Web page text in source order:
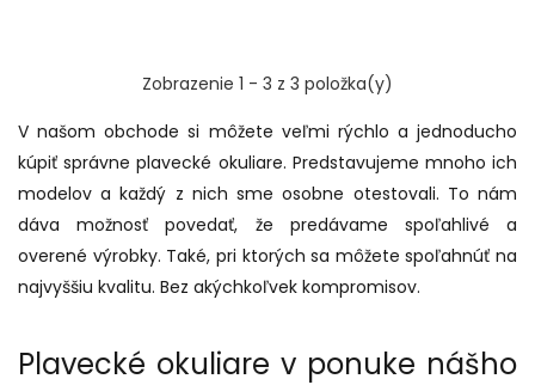
Zobrazenie 1 - 3 z 3 položka(y)
V našom obchode si môžete veľmi rýchlo a jednoducho
kúpiť správne plavecké okuliare. Predstavujeme mnoho ich
modelov a každý z nich sme osobne otestovali. To nám
dáva možnosť povedať, že predávame spoľahlivé a
overené výrobky. Také, pri ktorých sa môžete spoľahnúť na
najvyššiu kvalitu. Bez akýchkoľvek kompromisov.
Plavecké okuliare v ponuke nášho